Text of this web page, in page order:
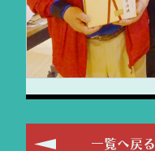
一覧へ戻る